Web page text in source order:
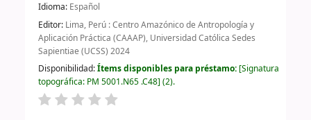
Idioma: Español
Editor: Lima, Perú : Centro Amazónico de Antropología y
Aplicación Práctica (CAAAP), Universidad Católica Sedes
Sapientiae (UCSS) 2024
Disponibilidad:Ítems disponibles para préstamo: Signatura
topográfica: PM 5001.N65 .C48 (2).